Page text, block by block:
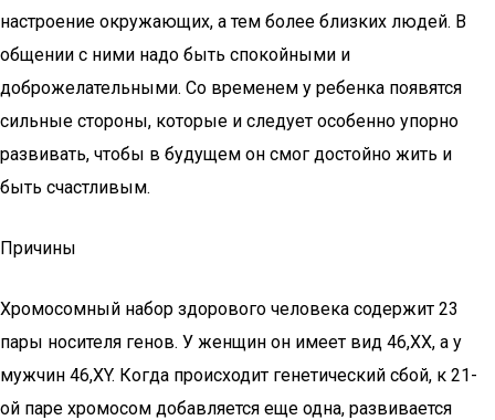
настроение окружающих, а тем более близких людей. В
общении с ними надо быть спокойными и
доброжелательными. Со временем у ребенка появятся
сильные стороны, которые и следует особенно упорно
развивать, чтобы в будущем он смог достойно жить и
быть счастливым.
Причины
Хромосомный набор здорового человека содержит 23
пары носителя генов. У женщин он имеет вид 46,XX, а у
мужчин 46,XY. Когда происходит генетический сбой, к 21-
ой паре хромосом добавляется еще одна, развивается